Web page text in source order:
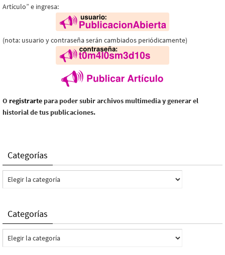
Artículo” e ingresa:
(nota: usuario y contraseña serán cambiados periódicamente)
O registrarte para poder subir archivos multimedia y generar el
historial de tus publicaciones.
Categorías
Categorías
Categorías
Categorías